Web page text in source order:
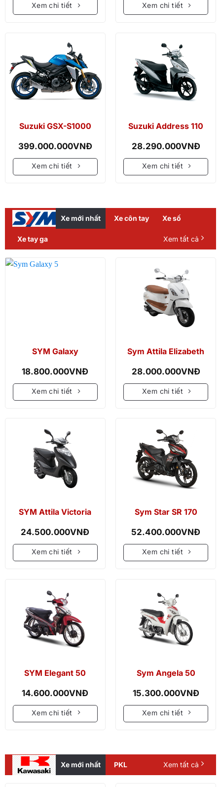
Xem chi tiết Xem chi tiết
Suzuki GSX-S1000
399.000.000VNĐ
Xem chi tiết
Suzuki Address 110
28.290.000VNĐ
Xem chi tiết
Xe mới nhất Xe côn tay Xe số
Xe tay ga Xem tất cả
SYM Galaxy
18.800.000VNĐ
Xem chi tiết
Sym Attila Elizabeth
28.000.000VNĐ
Xem chi tiết
SYM Attila Victoria
24.500.000VNĐ
Xem chi tiết
Sym Star SR 170
52.400.000VNĐ
Xem chi tiết
SYM Elegant 50
14.600.000VNĐ
Xem chi tiết
Sym Angela 50
15.300.000VNĐ
Xem chi tiết
Xe mới nhất PKL Xem tất cả